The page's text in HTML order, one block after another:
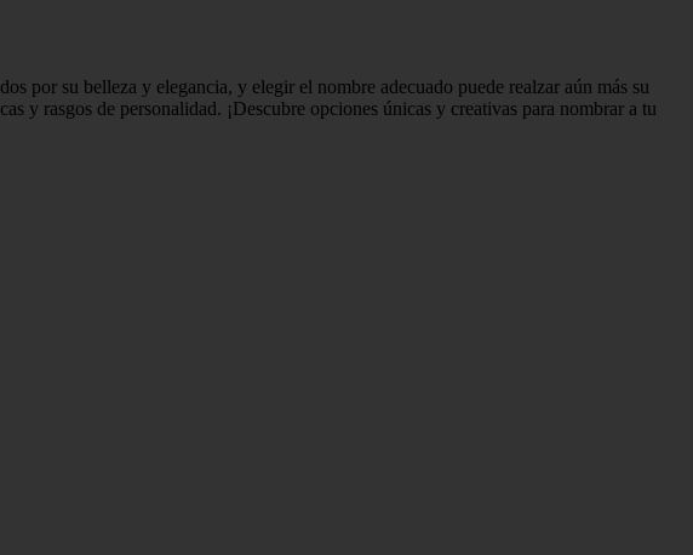
por su belleza y elegancia, y elegir el nombre adecuado puede realzar aún más su
y rasgos de personalidad. ¡Descubre opciones únicas y creativas para nombrar a tu